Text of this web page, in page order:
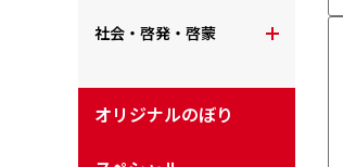
社会・啓発・啓蒙
オリジナルのぼり